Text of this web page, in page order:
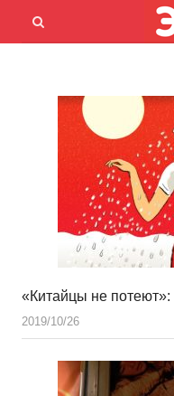
Menu
Открыть
«Китайцы не
2019/10/26